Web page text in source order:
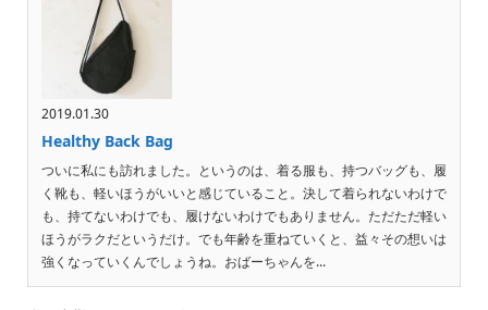
2019.01.30
Healthy Back Bag
ついに私にも訪れました。というのは、着る服も、持つバッグも、履
く靴も、軽いほうがいいと感じていること。決して着られないわけで
も、持てないわけでも、履けないわけでもありません。ただただ軽い
ほうがラクだというだけ。でも年齢を重ねていくと、益々その想いは
強くなっていくんでしょうね。おばーちゃんを...